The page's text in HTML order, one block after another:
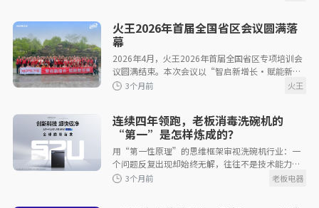
火王2026年首届全国省区会议圆满落
幕
2026年4月，火王2026年首届全国省区专项培训会
议圆满结束。本次会议以“智启新增长・赋能新终
端”为主题，分肇庆、成都、长沙、九华山、邯郸
连续四年领跑，老板消毒洗碗机的
“第一”是怎样炼成的？
用“第一性原理”的思维框架审视洗碗机行业：一
个问题反复出现却始终无解，往往不是技术能力触
到了天花板，而是从一开始就问错了问题。过去十